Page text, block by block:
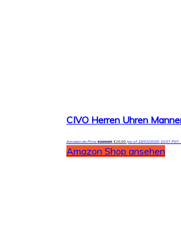
Amazon.de Price:€109,99 €26,99(as of 18/03/2020 10:37 PST-
Amazon Shop ansehen